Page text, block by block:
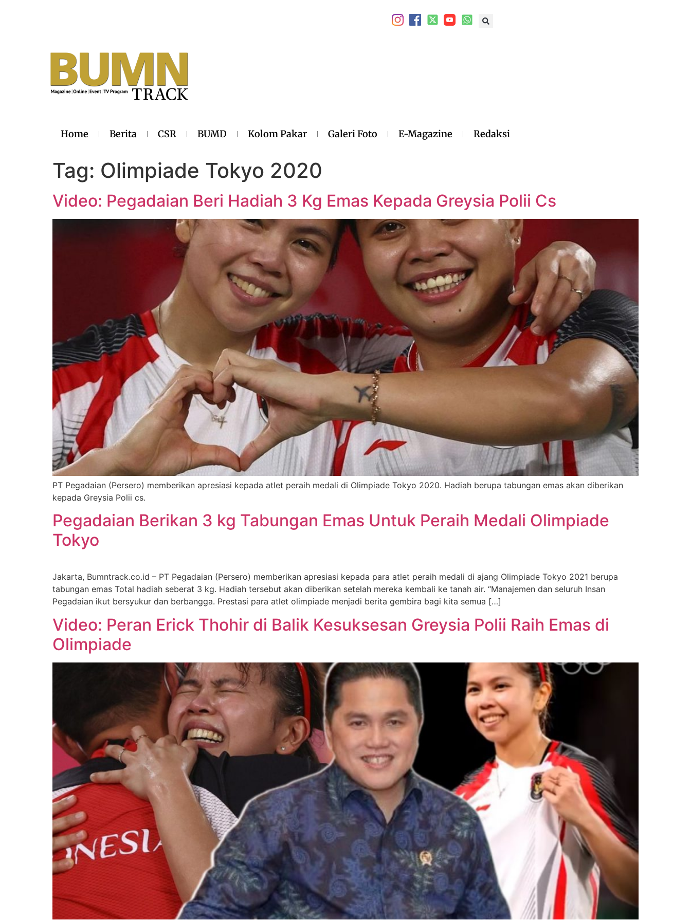
Home Berita CSR BUMD Kolom Pakar Galeri Foto E-Magazine Redaksi
Tag: Olimpiade Tokyo 2020
Video: Pegadaian Beri Hadiah 3 Kg Emas Kepada Greysia Polii Cs
PT Pegadaian (Persero) memberikan apresiasi kepada atlet peraih medali di Olimpiade Tokyo 2020. Hadiah berupa tabungan emas akan diberikan
kepada Greysia Polii cs.
Pegadaian Berikan 3 kg Tabungan Emas Untuk Peraih Medali Olimpiade
Tokyo
Jakarta, Bumntrack.co.id – PT Pegadaian (Persero) memberikan apresiasi kepada para atlet peraih medali di ajang Olimpiade Tokyo 2021 berupa
tabungan emas Total hadiah seberat 3 kg. Hadiah tersebut akan diberikan setelah mereka kembali ke tanah air. “Manajemen dan seluruh Insan
Pegadaian ikut bersyukur dan berbangga. Prestasi para atlet olimpiade menjadi berita gembira bagi kita semua […]
Video: Peran Erick Thohir di Balik Kesuksesan Greysia Polii Raih Emas di
Olimpiade